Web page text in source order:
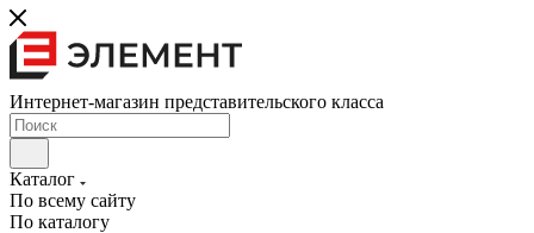
Интернет-магазин представительского класса
Каталог
По всему сайту
По каталогу